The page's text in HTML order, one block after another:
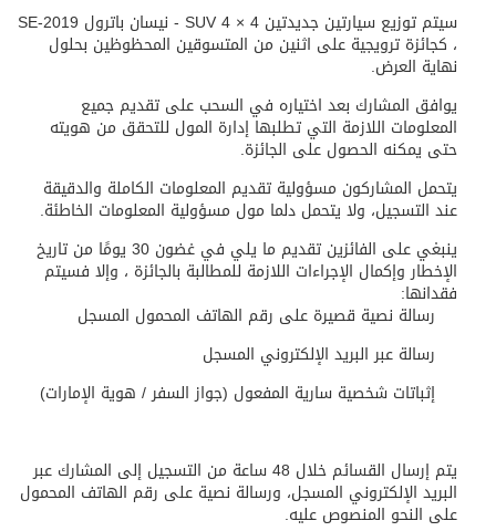
سيتم توزيع سيارتين جديدتين 4 × 4 SUV - نيسان باترول SE-2019
، كجائزة ترويجية على اثنين من المتسوقين المحظوظين بحلول
نهاية العرض.
يوافق المشارك بعد اختياره في السحب على تقديم جميع
المعلومات اللازمة التي تطلبها إدارة المول للتحقق من هويته
حتى يمكنه الحصول على الجائزة.
يتحمل المشاركون مسؤولية تقديم المعلومات الكاملة والدقيقة
عند التسجيل، ولا يتحمل دلما مول مسؤولية المعلومات الخاطئة.
ينبغي على الفائزين تقديم ما يلي في غضون 30 يومًا من تاريخ
الإخطار وإكمال الإجراءات اللازمة للمطالبة بالجائزة ، وإلا فسيتم
فقدانها:
رسالة نصية قصيرة على رقم الهاتف المحمول المسجل
رسالة عبر البريد الإلكتروني المسجل
إثباتات شخصية سارية المفعول (جواز السفر / هوية الإمارات)
يتم إرسال القسائم خلال 48 ساعة من التسجيل إلى المشارك عبر
البريد الإلكتروني المسجل، ورسالة نصية على رقم الهاتف المحمول
على النحو المنصوص عليه.